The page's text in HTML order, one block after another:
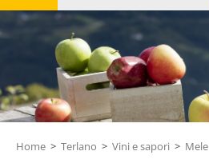
Home > Terlano > Vini e sapori > Mele